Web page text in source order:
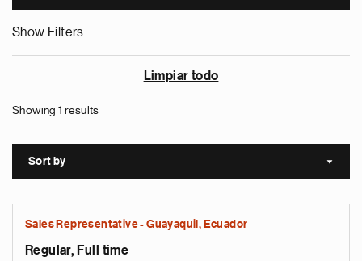
Show Filters
Limpiar todo
Showing 1 results
Sort by Sort
Sales Representative - Guayaquil, Ecuador
Regular, Full time